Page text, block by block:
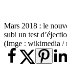
Mars 2018 : le
subi un test
(Imge : wikimedia